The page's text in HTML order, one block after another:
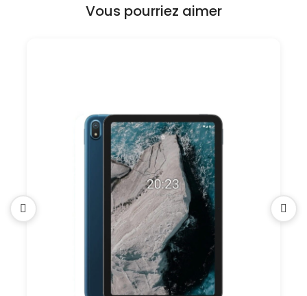
Vous pourriez aimer